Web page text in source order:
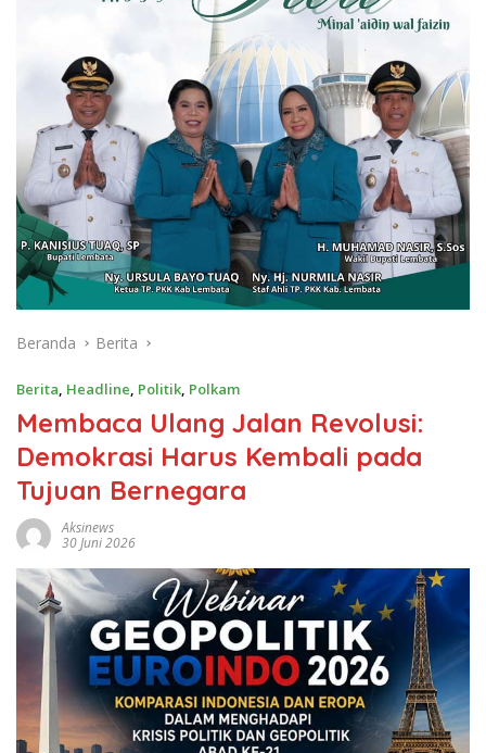
Beranda Berita
Berita, Headline, Politik, Polkam
Membaca Ulang Jalan Revolusi:
Demokrasi Harus Kembali pada
Tujuan Bernegara
Aksinews
30 Juni 2026